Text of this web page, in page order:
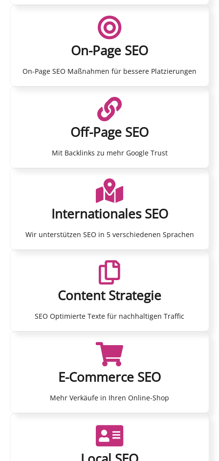
On-Page SEO
On-Page SEO Maßnahmen für bessere Platzierungen
Off-Page SEO
Mit Backlinks zu mehr Google Trust
Internationales SEO
Wir unterstützen SEO in 5 verschiedenen Sprachen
Content Strategie
SEO Optimierte Texte für nachhaltigen Traffic
E-Commerce SEO
Mehr Verkäufe in Ihren Online-Shop